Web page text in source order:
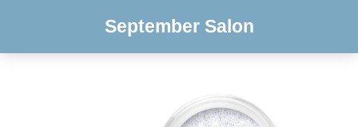
September Salon